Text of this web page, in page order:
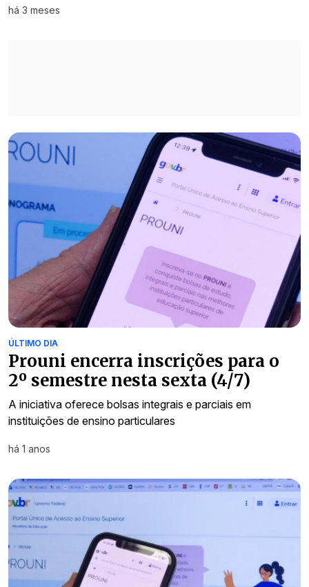
há 3 meses
ÚLTIMO DIA
Prouni encerra inscrições para o
2º semestre nesta sexta (4/7)
A iniciativa oferece bolsas integrais e parciais em
instituições de ensino particulares
há 1 anos